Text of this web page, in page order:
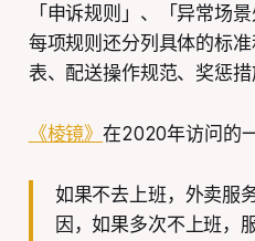
「申诉规则」、「异常场
每项规则还分列具体的标
表、配送操作规范、奖惩措
《棱镜》在2020年访问的
如果不去上班，外卖服
因，如果多次不上班，